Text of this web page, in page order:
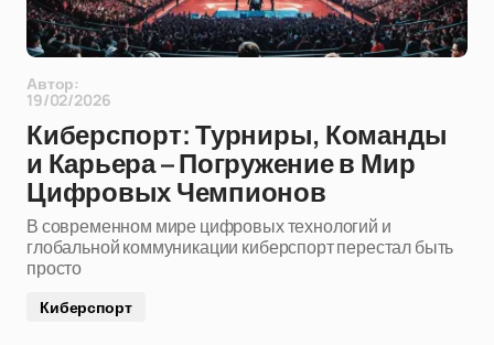
Автор:
19/02/2026
Киберспорт: Турниры, Команды
и Карьера – Погружение в Мир
Цифровых Чемпионов
В современном мире цифровых технологий и
глобальной коммуникации киберспорт перестал быть
просто
Киберспорт